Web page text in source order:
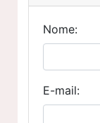
Nome:
E-mail: